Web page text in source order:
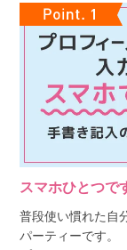
スマホひとつで
普段使い慣れた自
パーティーです。